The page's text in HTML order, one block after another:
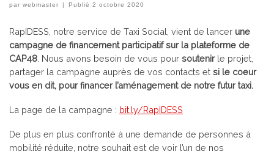
par webmaster Publié2 octobre 2020
RapIDESS, notre service de Taxi Social, vient de lancer une
campagne de financement participatif sur la plateforme de
CAP48. Nous avons besoin de vous pour soutenirle projet,
partager la campagne auprès de vos contacts etsi le coeur
vous en dit, pour financer l’aménagement de notre futur taxi.
La page de la campagne : bit.ly/RapIDESS
De plus en plus confronté à une demande de personnes à
mobilité réduite, notre souhait est de voir l’un de nos